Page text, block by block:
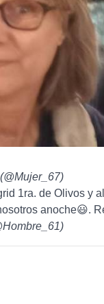
(@Mujer_67)
1ra. de Olivos y
anoche😃.
)